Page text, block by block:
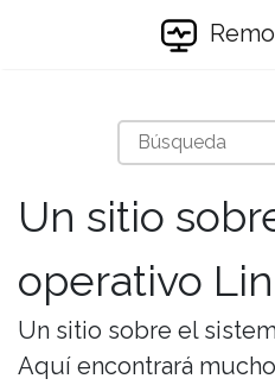
Un sitio
operativo
Un sitio sobre el
Aquí encontrará